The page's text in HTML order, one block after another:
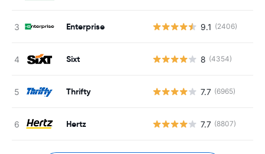
Enterprise 9.1 (2406)
Sixt 8 (4354)
Thrifty 7.7 (6965)
Hertz 7.7 (8807)